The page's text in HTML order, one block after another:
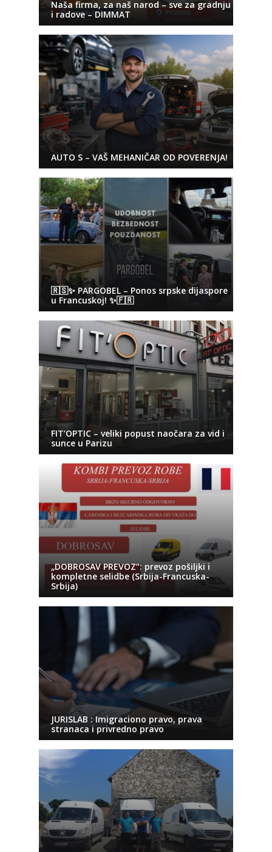
Naša firma, za naš narod – sve za gradnju
i radove – DIMMAT
AUTO S – VAŠ MEHANIČAR OD POVERENJA!
🇷🇸✨ PARGOBEL – Ponos srpske dijaspore
u Francuskoj! ✨🇫🇷
FIT’OPTIC – veliki popust naočara za vid i
sunce u Parizu
„DOBROSAV PREVOZ“: prevoz pošiljki i
kompletne selidbe (Srbija-Francuska-
Srbija)
JURISLAB : Imigraciono pravo, prava
stranaca i privredno pravo